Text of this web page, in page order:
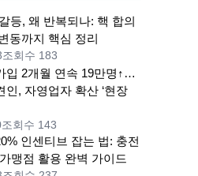
등, 왜 반복되나: 핵 합의
동까지 핵심 정리
조회수 183
입 2개월 연속 19만명↑…
인, 자영업자 확산 ‘현장
조회수 143
인센티브 잡는 법: 충전
맹점 활용 완벽 가이드